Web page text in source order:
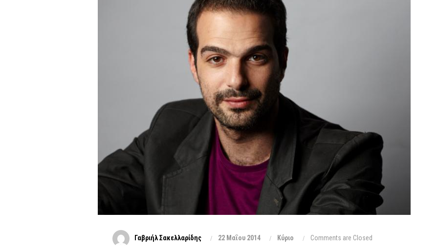
Να αποκατασταθεί με εγγυήσεις, διαφάνεια και δημοσιότητα το αίσθημα
Γαβριήλ Σακελλαρίδης 22 Μαΐου 2014 Κύριο Comments are Closed